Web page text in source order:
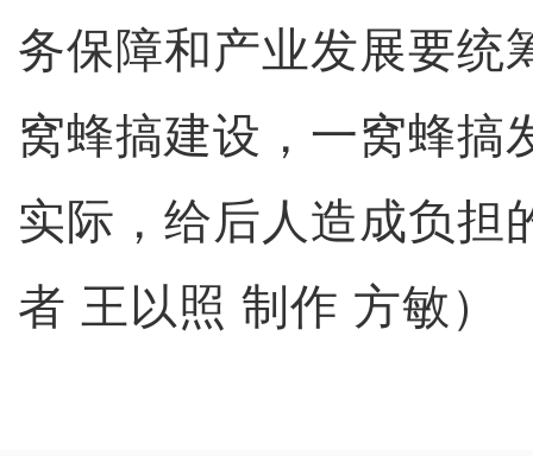
务保障和产业发展要统
窝蜂搞建设，一窝蜂搞
实际，给后人造成负担
者 王以照 制作 方敏）